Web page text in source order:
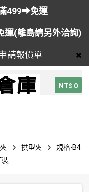
499➡免運
運(離島請另外洽詢)
請報價單
NT$ 0
拱型夾
規格-B4
裝